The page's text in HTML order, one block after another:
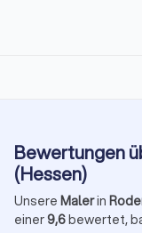
Bewertungen
(Hessen)
Unsere Malerin
einer9,6bewertet,